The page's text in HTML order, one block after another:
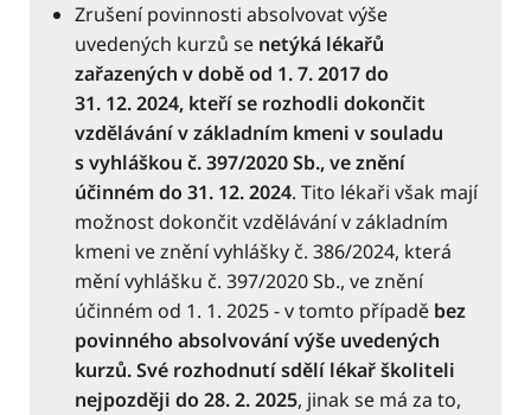
Zrušení povinnosti absolvovat výše
uvedených kurzů se netýká lékařů
zařazených v době od 1. 7. 2017do
31. 12. 2024, kteří se rozhodli dokončit
vzdělávání v základním kmeni v souladu
s vyhláškou č. 397/2020 Sb., ve znění
účinném do 31. 12.2024. Tito lékaři však mají
možnost dokončit vzdělávání v základním
kmeni ve znění vyhlášky č. 386/2024, která
mění vyhlášku č. 397/2020 Sb., ve znění
účinném od 1. 1. 2025 - v tomto případě bez
povinného absolvování výše uvedených
kurzů. Své rozhodnutí sdělí lékař školiteli
nejpozději do 28. 2.2025, jinak se má za to,